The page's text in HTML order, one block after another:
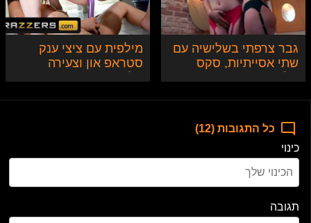
גבר צרפתי בשלישיה עם
שתי אסייתיות, סקס
מילפית עם ציצי ענק
סטראפ און וצעירה
כל התגובות (12)
כינוי
תגובה